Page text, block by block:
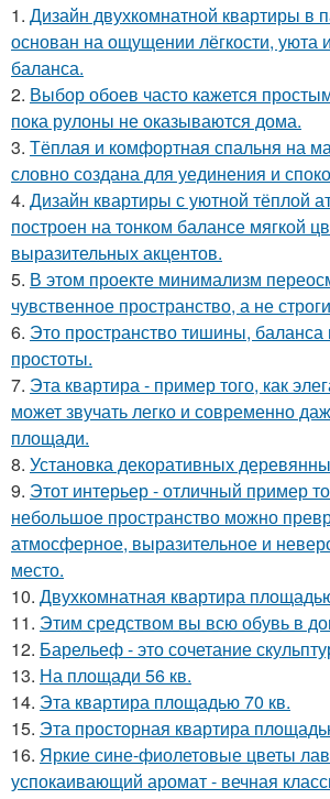
1. Дизайн двухкомнатной квартиры в
основан на ощущении лёгкости, уюта
баланса.
2. Выбор обоев часто кажется
пока рулоны не оказываются дома.
3. Тёплая и комфортная спальня на
словно создана для уединения и
4. Дизайн квартиры с уютной тёплой
построен на тонком балансе мягкой
выразительных акцентов.
5. В этом проекте минимализм
чувственное пространство, а не
6. Это пространство тишины,
простоты.
7. Эта квартира - пример того, как
может звучать легко и современно
площади.
8. Установка декоративных
9. Этот интерьер - отличный пример
небольшое пространство можно
атмосферное, выразительное и
место.
10. Двухкомнатная квартира
11. Этим средством вы всю обувь в
12. Барельеф - это сочетание
13. На площади 56 кв.
14. Эта квартира площадью 70 кв.
15. Эта просторная квартира
16. Яркие сине-фиолетовые цветы
успокаивающий аромат - вечная